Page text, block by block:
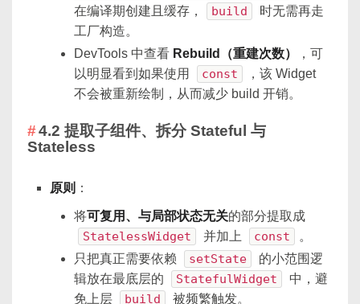
在编译期创建且缓存，
build
时无需再走
工厂构造。
DevTools 中查看 Rebuild（重建次数）
，可
以明显看到如果使用
const
，该 Widget
不会被重新绘制，从而减少 build 开销。
4.2 提取子组件、拆分 Stateful 与
Stateless
原则 ：
将可复用、与局部状态无关的部分提取成
StatelessWidget 并加上 const
。
只把真正需要依赖
setState
的小范围逻
辑放在最底层的
StatefulWidget
中，避
免上层
build
被频繁触发。